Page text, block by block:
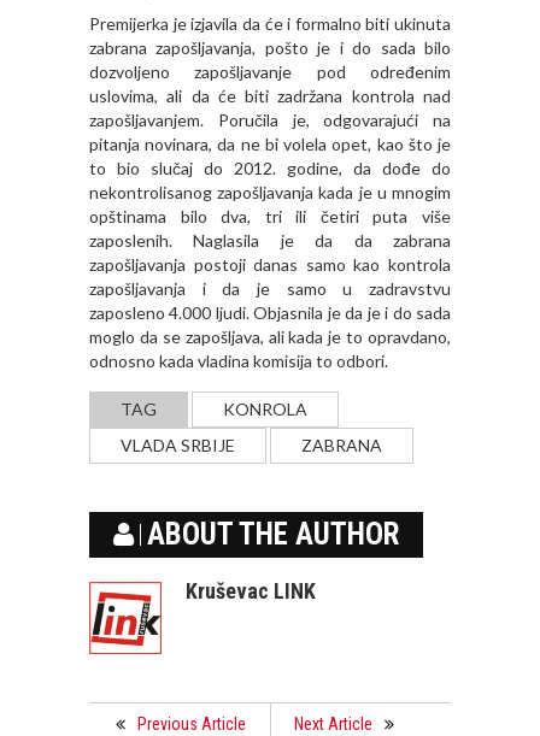
Premijerka je izjavila da će i formalno biti ukinuta
zabrana zapošljavanja, pošto je i do sada bilo
dozvoljeno zapošljavanje pod određenim
uslovima, ali da će biti zadržana kontrola nad
zapošljavanjem. Poručila je, odgovarajući na
pitanja novinara, da ne bi volela opet, kao što je
to bio slučaj do 2012. godine, da dođe do
nekontrolisanog zapošljavanja kada je u mnogim
opštinama bilo dva, tri ili četiri puta više
zaposlenih. Naglasila je da da zabrana
zapošljavanja postoji danas samo kao kontrola
zapošljavanja i da je samo u zadravstvu
zaposleno 4.000 ljudi. Objasnila je da je i do sada
moglo da se zapošljava, ali kada je to opravdano,
odnosno kada vladina komisija to odbori.
TAG
KONROLA
VLADA SRBIJE
ZABRANA
ABOUT THE AUTHOR
Kruševac LINK
Previous Article Next Article